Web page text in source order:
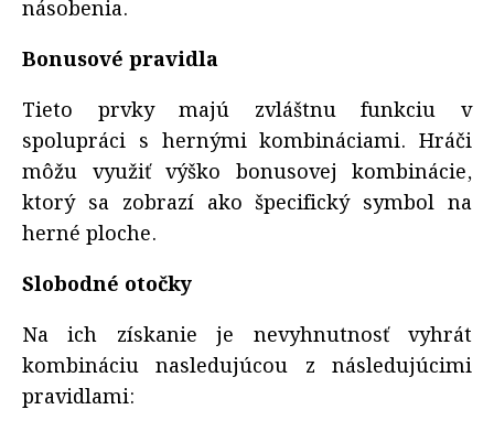
násobenia.
Bonusové pravidla
Tieto prvky majú zvláštnu funkciu v
spolupráci s hernými kombináciami. Hráči
môžu využiť výško bonusovej kombinácie,
ktorý sa zobrazí ako špecifický symbol na
herné ploche.
Slobodné otočky
Na ich získanie je nevyhnutnosť vyhrát
kombináciu nasledujúcou z následujúcimi
pravidlami: